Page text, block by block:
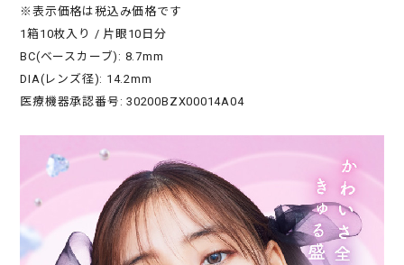
※表示価格は税込み価格です
1箱10枚入り / 片眼10日分
BC(ベースカーブ): 8.7mm
DIA(レンズ径): 14.2mm
医療機器承認番号: 30200BZX00014A04